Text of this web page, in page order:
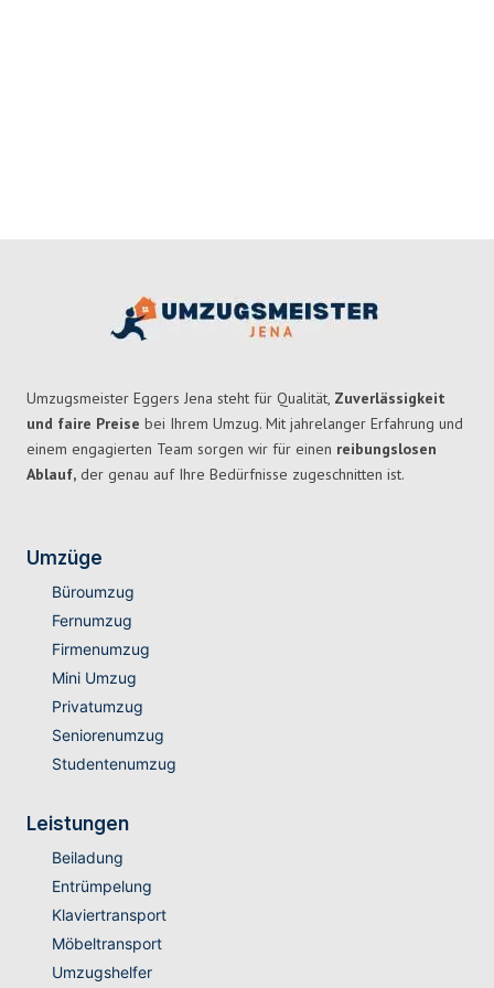
Umzugsmeister Eggers Jena steht für Qualität, Zuverlässigkeit
und faire Preise bei Ihrem Umzug. Mit jahrelanger Erfahrung und
einem engagierten Team sorgen wir für einen reibungslosen
Ablauf, der genau auf Ihre Bedürfnisse zugeschnitten ist.
Umzüge
Büroumzug
Fernumzug
Firmenumzug
Mini Umzug
Privatumzug
Seniorenumzug
Studentenumzug
Leistungen
Beiladung
Entrümpelung
Klaviertransport
Möbeltransport
Umzugshelfer